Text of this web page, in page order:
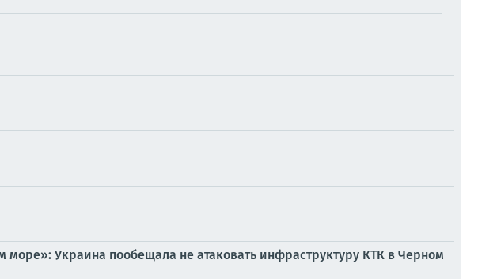
Украина пообещала не атаковать инфраструктуру КТК в Черном